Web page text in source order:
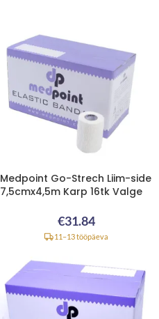
Medpoint Go-Strech Liim-side
7,5cmx4,5m Karp 16tk Valge
€31.84
11–13 tööpäeva